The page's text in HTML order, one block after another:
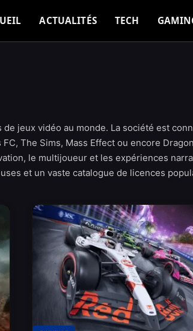
ACTUALITÉS TECH
jeux vidéo au monde. La société est
The Sims, Mass Effect ou encore
le multijoueur et les expériences
et un vaste catalogue de licences